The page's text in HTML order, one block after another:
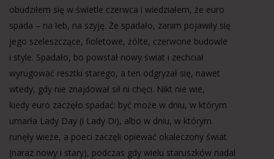
obudziłem się w świetle czerwca i wiedziałem, że euro
spada – na łeb, na szyję. Że spadało, zanim pojawiły się
jego szeleszczące, fioletowe, żółte, czerwone budowle
i style. Spadało, bo powstał nowy świat i zechciał
wyrugować resztki starego, a ten odgryzał się, nawet
wtedy, gdy nie znajdował sił ni chęci. Nikt nie wie,
kiedy euro zaczęło spadać: być może w dniu, w którym
umarła Lady Day (i Lady Di), albo w dniu, w którym
runęły wieże, a poeci zaczęli opiewać okaleczony świat
(naraz nowy i stary), podczas gdy wielu staruszków nadal